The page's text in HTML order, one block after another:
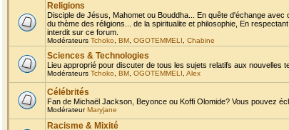
Religions
Disciple de Jésus, Mahomet ou Bouddha... En quête d'échange
du thème des réligions... de la spiritualite et philosophie, En
interdit sur ce forum.
Modérateurs Tchoko BM OGOTEMMELI Chabine
Sciences & Technologies
Lieu approprié pour discuter de tous les sujets relatifs aux nouvelles
Modérateurs Tchoko BM OGOTEMMELI Alex
Célébrités
Fan de Michaël Jackson, Beyonce ou Koffi Olomide? Vous pouvez
ModérateurMaryjane
Racisme & Mixité